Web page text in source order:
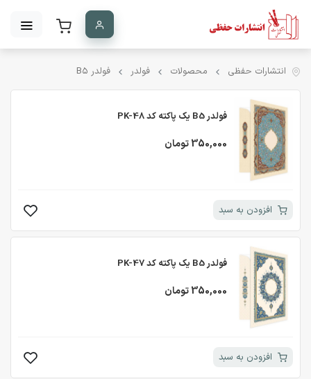
انتشارات حفظی محصولات فولدر فولدر B۵
فولدر B5 یک پاکته کد PK-48
350,000 تومان
افزودن به سبد
فولدر B5 یک پاکته کد PK-47
350,000 تومان
افزودن به سبد